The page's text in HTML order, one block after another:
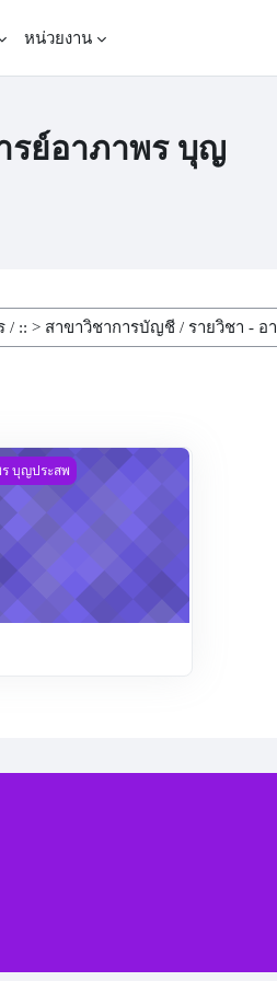
หน่วยงาน
รย์อาภาพร บุญ
บุญประสพ